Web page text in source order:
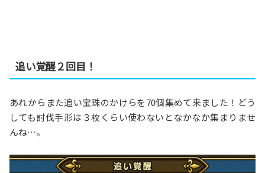
追い覚醒２回目！
あれからまた追い宝珠のかけらを70個集めて来ました！どう
しても討伐手形は３枚くらい使わないとなかなか集まりませ
んね…。